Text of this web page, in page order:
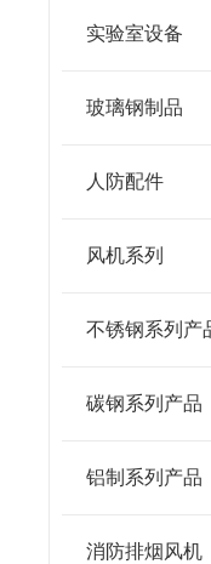
实验室设备
玻璃钢制品
人防配件
风机系列
不锈钢系列产
碳钢系列产品
铝制系列产品
消防排烟风机